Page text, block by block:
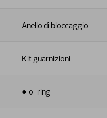
Anello di bloccaggio
Kit guarnizioni
● o-ring